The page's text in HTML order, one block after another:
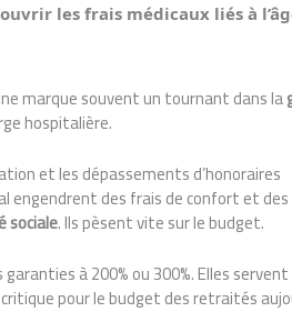
les frais médicaux liés à
marque souvent un tournant dans la
hospitalière.
et les dépassements d’honoraires
engendrent des frais de confort et
sociale. Ils pèsent vite sur le budget.
à 200% ou 300%. Elles
pour le budget des retraités